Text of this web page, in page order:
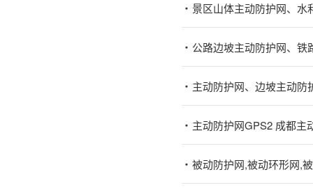
景区山体主动防护网、水
公路边坡主动防护网、铁
主动防护网、边坡主动防
主动防护网GPS2 成都主
被动防护网,被动环形网,